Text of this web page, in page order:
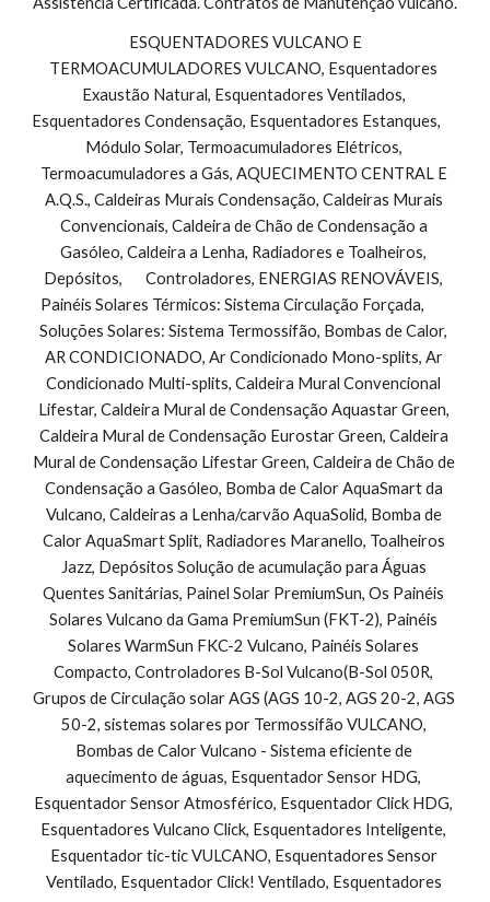
TERMOACUMULADORES VULCANO, Esquentadores
Exaustão Natural, Esquentadores Ventilados,
Esquentadores Condensação, Esquentadores Estanques,
Módulo Solar, Termoacumuladores Elétricos,
Termoacumuladores a Gás, AQUECIMENTO CENTRAL E
A.Q.S., Caldeiras Murais Condensação, Caldeiras Murais
Convencionais, Caldeira de Chão de Condensação a
Gasóleo, Caldeira a Lenha, Radiadores e Toalheiros,
Depósitos,       Controladores, ENERGIAS RENOVÁVEIS,
Painéis Solares Térmicos: Sistema Circulação Forçada,
Soluções Solares: Sistema Termossifão, Bombas de Calor,
AR CONDICIONADO, Ar Condicionado Mono-splits, Ar
Condicionado Multi-splits, Caldeira Mural Convencional
Lifestar, Caldeira Mural de Condensação Aquastar Green,
Caldeira Mural de Condensação Eurostar Green, Caldeira
Mural de Condensação Lifestar Green, Caldeira de Chão de
Condensação a Gasóleo, Bomba de Calor AquaSmart da
Vulcano, Caldeiras a Lenha/carvão AquaSolid, Bomba de
Calor AquaSmart Split, Radiadores Maranello, Toalheiros
Jazz, Depósitos Solução de acumulação para Águas
Quentes Sanitárias, Painel Solar PremiumSun, Os Painéis
Solares Vulcano da Gama PremiumSun (FKT-2), Painéis
Solares WarmSun FKC-2 Vulcano, Painéis Solares
Compacto, Controladores B-Sol Vulcano(B-Sol 050R,
Grupos de Circulação solar AGS (AGS 10-2, AGS 20-2, AGS
50-2, sistemas solares por Termossifão VULCANO,
Bombas de Calor Vulcano - Sistema eficiente de
aquecimento de águas, Esquentador Sensor HDG,
Esquentador Sensor Atmosférico, Esquentador Click HDG,
Esquentadores Vulcano Click, Esquentadores Inteligente,
Esquentador tic-tic VULCANO, Esquentadores Sensor
Ventilado, Esquentador Click! Ventilado, Esquentadores